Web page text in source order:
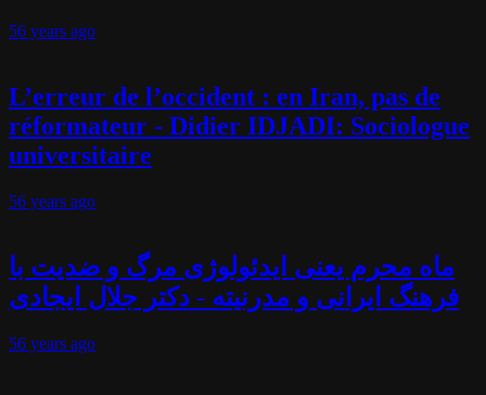
56 years ago
L’erreur de l’occident : en Iran, pas de
réformateur - Didier IDJADI: Sociologue
universitaire
56 years ago
ماه محرم یعنی ایدئولوژی مرگ و ضدیت با
فرهنگ ایرانی و مدرنیته - دکتر جلال ایجادی
56 years ago